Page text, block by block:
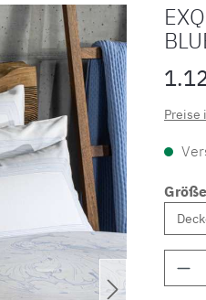
Preise